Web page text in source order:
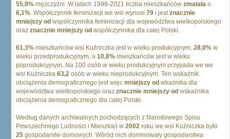
55,9% mężczyźni. W latach 1998-2021 liczba mieszkańców zmalała o
6,1%. Współczynnik feminizacji we wsi wynosi 79 i jestznacznie
mniejszy od współczynnika feminizacji dla województwa wielkopolskiego
oraz znacznie mniejszy od współczynnika dla całej Polski.
61,3% mieszkańców wsi Kuźniczka jest w wieku produkcyjnym, 28,0% w
wieku przedprodukcyjnym, a 10,8% mieszkańców jest w wieku
poprodukcyjnym. Na 100 osób w wieku produkcyjnym przypada we we
wsi Kuźniczka 63,2 osób w wieku nieprodukcyjnym. Ten wskaźnik
obciążenia demograficznego jest więc mniejszy od wkażnika dla
województwa wielkopolskiego oraz znacznie mniejszy od wskażnika
obciążenia demograficznego dla całej Polski.
Według danych archiwalnych pochodzących z Narodowego Spisu
Powszechnego Ludności i Mieszkań w 2002 roku we wsi Kuźniczka było
25 gospodarstw domowych. Wśród nich dominowały gospodarstwa